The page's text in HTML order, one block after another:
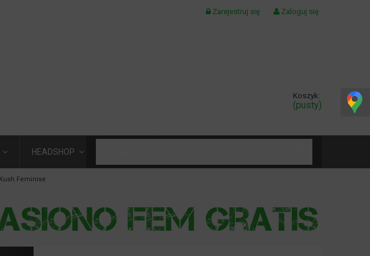
Zarejestruj się Zaloguj się
Koszyk:
(pusty)
HEADSHOP
Feminise